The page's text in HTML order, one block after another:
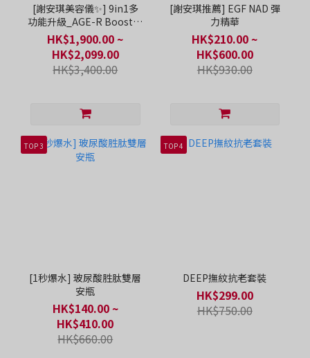
[謝安琪美容儀✨] 9in1多
功能升級_AGE-R Booster
Pro X2
HK$1,900.00 ~
HK$2,099.00
HK$3,400.00
[謝安琪推薦] EGF NAD 彈
力精華
HK$210.00 ~
HK$600.00
HK$930.00
TOP 3
[1秒爆水] 玻尿酸胜肽雙層
安瓶
HK$140.00 ~
HK$410.00
HK$660.00
TOP 4
DEEP撫紋抗老套裝
HK$299.00
HK$750.00